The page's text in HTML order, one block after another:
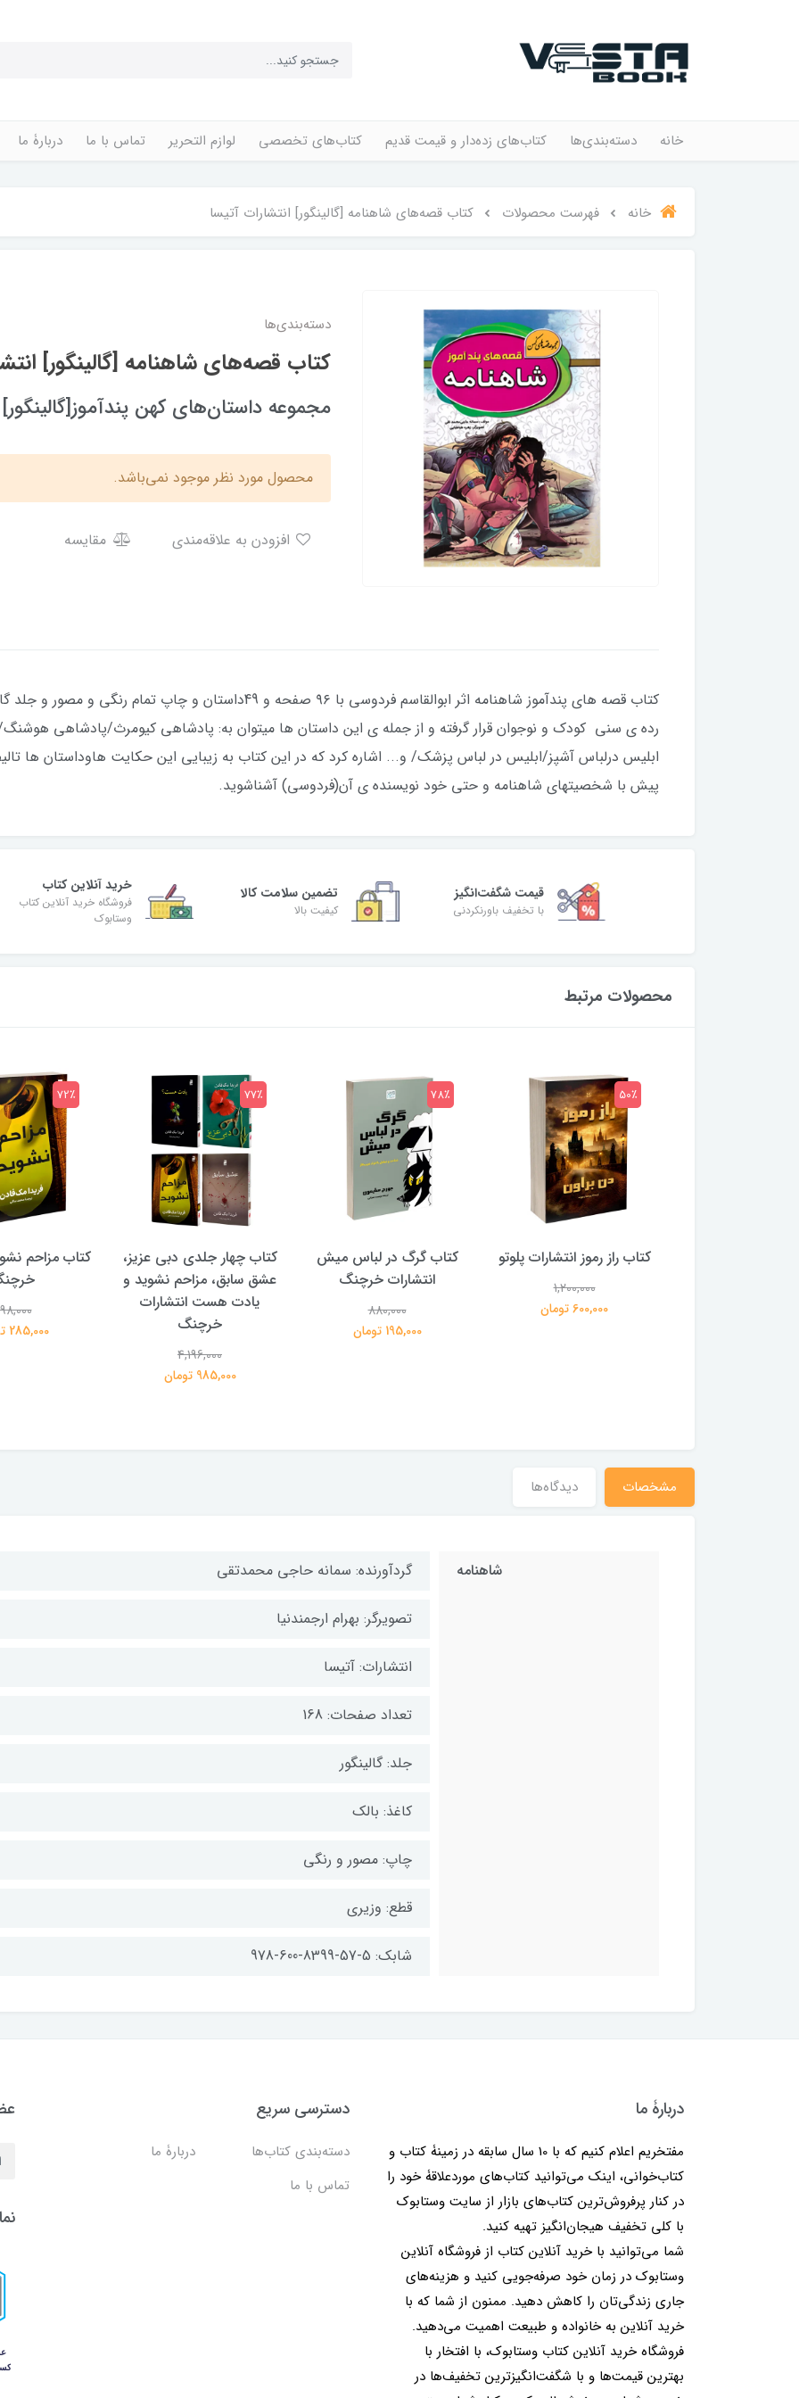
خانه دسته‌بندی‌ها کتاب‌های زده‌دار و قیمت قدیم کتاب‌های تخصصی لوازم التحریر تماس با ما دربارۀ ما
خانه فهرست محصولات کتاب قصه‌های‌ شاهنامه‌‌ [گالینگور] انتشارات‌ آتیسا
دسته‌بندی‌ها
کتاب قصه‌های‌ شاهنامه‌‌ [گالینگور]
مجموعه داستان‌های کهن پندآموز[گالینگور]
محصول مورد نظر موجود نمی‌باشد.
مقایسه
کتاب قصه های پندآموز شاهنامه اثر ابوالقاسم فردوسی با ۹۶ صفحه و
رده ی سنی کودک و نوجوان قرار گرفته و از جمله ی این داستان ها میتوان به: پادشاهی کیومرث/پادشاهی
ابلیس درلباس آشپز/ابلیس در لباس پزشک/ و... اشاره کرد که در این کتاب به زیبایی این حکایت هاوداستان ها
پیش با شخصیتهای شاهنامه و حتی خود نویسنده ی آن(فردوسی) آشناشوید.
قیمت شگفت‌انگیز
با تخفیف باورنکردنی
تضمین سلامت کالا
کیفیت بالا
خرید آنلاین کتاب
فروشگاه خرید آنلاین کتاب
وستابوک
محصولات مرتبط
کتاب راز رموز انتشارات پلوتو
1,200,000
600,000 تومان
50٪
کتاب گرگ در لباس میش
انتشارات خرچنگ
880,000
195,000 تومان
78٪
کتاب چهار جلدی دبی عزیز،
عشق سابق، مزاحم نشوید و
یادت هست انتشارات
خرچنگ
4,196,000
985,000 تومان
77٪
کتاب مزاحم
285,000 تومان
72٪
مشخصات دیدگاه‌ها
شاهنامه گردآورنده: سمانه حاجی محمدتقی
تصویرگر: بهرام ارجمندنیا
انتشارات: آتیسا
تعداد صفحات: 168
جلد: گالینگور
کاغذ: بالک
چاپ: مصور و رنگی
قطع: وزیری
شابک: 5-57-8399-600-978
دربارۀ ما
مفتخریم اعلام کنیم که با 10 سال سابقه در زمینۀ کتاب و
کتاب‌خوانی، اینک می‌توانید کتاب‌های موردعلاقۀ خود را
در کنار پرفروش‌ترین کتاب‌های بازار از سایت وستابوک
با کلی تخفیف هیجان‌انگیز تهیه کنید.
شما می‌توانید با خرید آنلاین کتاب از فروشگاه آنلاین
وستابوک در زمان خود صرفه‌جویی کنید و هزینه‌های
جاری زندگی‌تان را کاهش دهید. ممنون از شما که با
خرید آنلاین به خانواده و طبیعت اهمیت می‌دهید.
فروشگاه خرید آنلاین کتاب وستابوک، با افتخار با
بهترین قیمت‌ها و با شگفت‌انگیزترین تخفیف‌ها در
دسترسی سریع
دسته‌بندی کتاب‌ها
دربارۀ ما
تماس با ما